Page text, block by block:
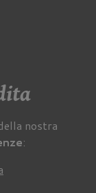
nostra
: